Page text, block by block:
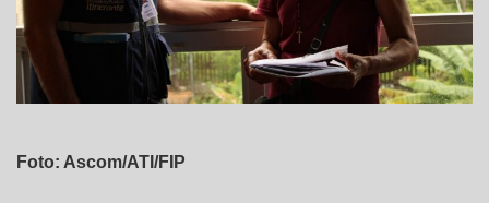
Foto: Ascom/ATI/FIP